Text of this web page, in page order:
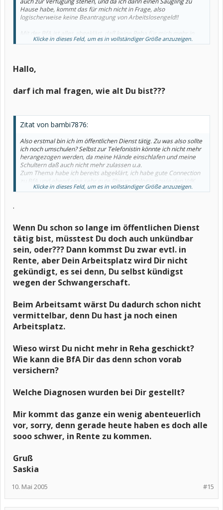
Hause habe, kommt das für mich nicht in Frage, also
logischerweise keine Beantragung von Arbeitslosengeld!!
Mit der BfA ist alles abgeklärt, daß keine Reha für mich mehr in
Frage kommt.
Habe mit meinem Rentenbearter nochmal telefoniert und wir
werden den Antrag am 01.09.2005 stellen.
Gruß
Klicke in dieses Feld, um es in vollständiger Größe anzuzeigen.
Hallo,
darf ich mal fragen, wie alt Du bist???
Zitat von bambi7876:
Also erstmal bin ich im öffentlichen Dienst tätig. Zu was also sollte
ich noch umschulen? Selbst zur Telefonistin könnte ich nicht mehr
herangezogen werden, da meine Hände einschlafen und meine
Schultern daß auch nicht mehr zulassen u.a.
Zum Thema habe ich bereits abgeklärt, ich habe gute Connection
zu BfA und ebend eine sehr gute Rheumatologin sowie den VdK
und einen lieben Freund der Rentenberater ist. Wie die das genau
Klicke in dieses Feld, um es in vollständiger Größe anzuzeigen.
.
Wenn Du schon so lange im öffentlichen Dienst
tätig bist, müsstest Du doch auch unkündbar
sein, oder??? Dann kommst Du zwar evtl. in
Rente, aber Dein Arbeitsplatz wird Dir nicht
gekündigt, es sei denn, Du selbst kündigst
wegen der Schwangerschaft.
Beim Arbeitsamt wärst Du dadurch schon nicht
vermittelbar, denn Du hast ja noch einen
Arbeitsplatz.
Wieso wirst Du nicht mehr in Reha geschickt?
Wie kann die BfA Dir das denn schon vorab
versichern?
Welche Diagnosen wurden bei Dir gestellt?
Mir kommt das ganze ein wenig abenteuerlich
vor, sorry, denn gerade heute haben es doch alle
sooo schwer, in Rente zu kommen.
Gruß
Saskia
#15
10. Mai 2005